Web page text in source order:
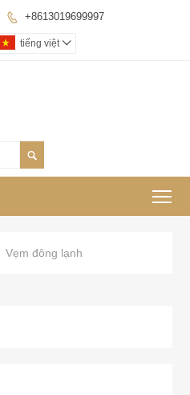
 +8613019699997
tiếng việt 

Vẹm đông lạnh